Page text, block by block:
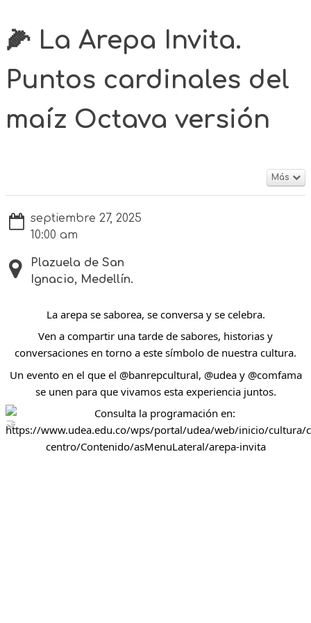
🌽 La Arepa Invita.
Puntos cardinales del
maíz Octava versión
Más
septiembre 27, 2025
10:00 am
Plazuela de San
Ignacio, Medellín.
La arepa se saborea, se conversa y se celebra.
Ven a compartir una tarde de sabores, historias y
conversaciones en torno a este símbolo de nuestra cultura.
Un evento en el que el @banrepcultural, @udea y @comfama
se unen para que vivamos esta experiencia juntos.
Consulta la programación en:
https://www.udea.edu.co/wps/portal/udea/web/inicio/cultura/
centro/Contenido/asMenuLateral/arepa-invita